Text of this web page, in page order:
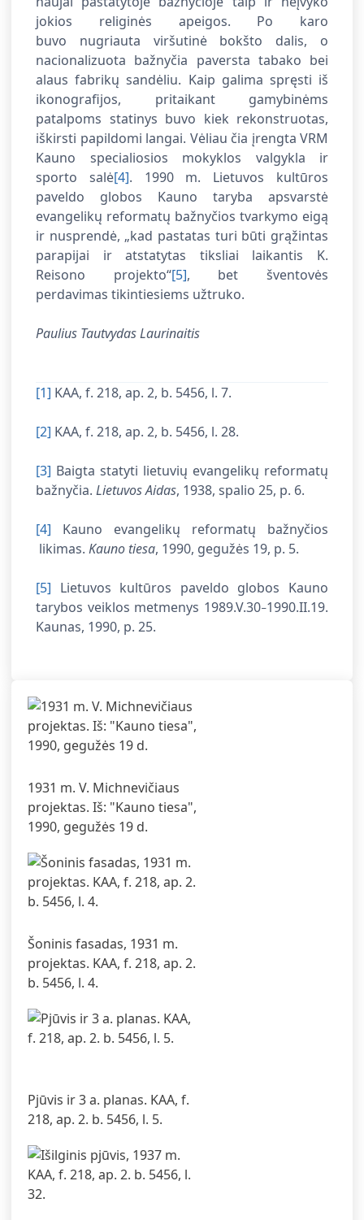
jokios religinės apeigos. Po karo
buvo nugriauta viršutinė bokšto dalis, o
nacionalizuota bažnyčia paversta tabako bei
alaus fabrikų sandėliu. Kaip galima spręsti iš
ikonografijos, pritaikant gamybinėms
patalpoms statinys buvo kiek rekonstruotas,
iškirsti papildomi langai. Vėliau čia įrengta VRM
Kauno specialiosios mokyklos valgykla ir
sporto salė[4]. 1990 m. Lietuvos kultūros
paveldo globos Kauno taryba apsvarstė
evangelikų reformatų bažnyčios tvarkymo eigą
ir nusprendė, „kad pastatas turi būti grąžintas
parapijai ir atstatytas tiksliai laikantis K.
Reisono projekto“[5], bet šventovės
perdavimas tikintiesiems užtruko.
Paulius Tautvydas Laurinaitis
[1] KAA, f. 218, ap. 2, b. 5456, l. 7.
[2] KAA, f. 218, ap. 2, b. 5456, l. 28.
[3] Baigta statyti lietuvių evangelikų reformatų
bažnyčia. Lietuvos Aidas, 1938, spalio 25, p. 6.
[4] Kauno evangelikų reformatų bažnyčios
likimas. Kauno tiesa, 1990, gegužės 19, p. 5.
[5] Lietuvos kultūros paveldo globos Kauno
tarybos veiklos metmenys 1989.V.30–1990.II.19.
Kaunas, 1990, p. 25.
1931 m. V. Michnevičiaus
projektas. Iš: "Kauno tiesa",
1990, gegužės 19 d.
Šoninis fasadas, 1931 m.
projektas. KAA, f. 218, ap. 2.
b. 5456, l. 4.
Pjūvis ir 3 a. planas. KAA, f.
218, ap. 2. b. 5456, l. 5.